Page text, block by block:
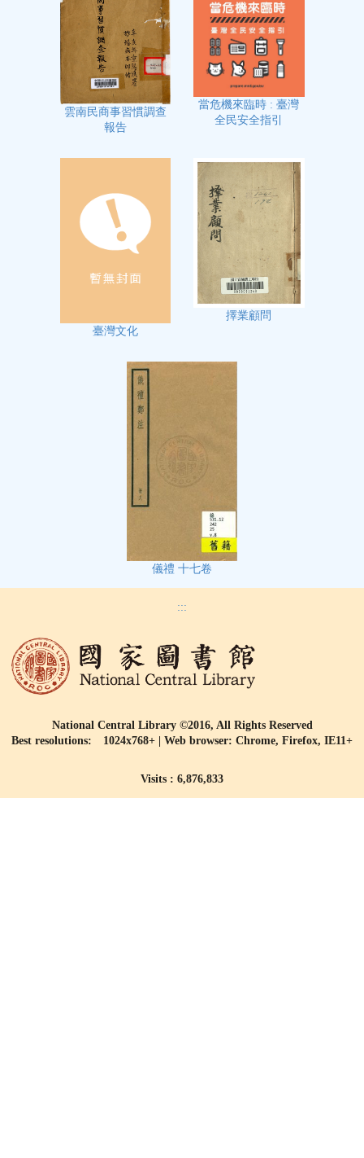
雲南民商事習慣調查
報告
當危機來臨時 : 臺灣
全民安全指引
臺灣文化
擇業顧問
儀禮 十七卷
:::
National Central Library ©2016, All Rights Reserved
Best resolutions: 1024x768+ | Web browser: Chrome, Firefox, IE11+
Visits : 6,876,833